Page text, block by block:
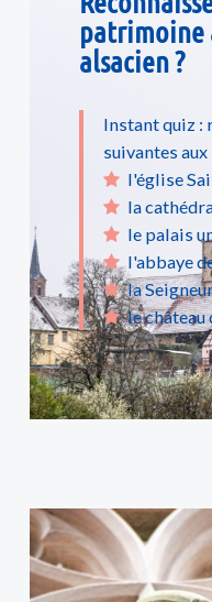
alsacien ?
Instant quiz :
le château